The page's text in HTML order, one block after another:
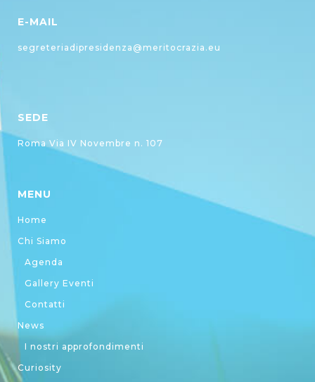
E-MAIL
segreteriadipresidenza@meritocrazia.eu
SEDE
Roma Via IV Novembre n. 107
MENU
Home
Chi Siamo
Agenda
Gallery Eventi
Contatti
News
I nostri approfondimenti
Curiosity